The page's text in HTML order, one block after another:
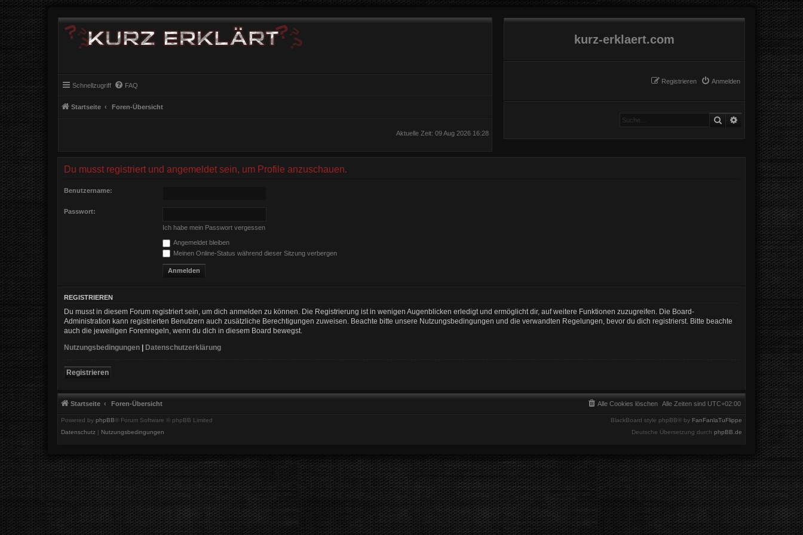
kurz-erklaert.com
Anmelden
Registrieren
Schnellzugriff FAQ
Startseite Foren-Übersicht
Suche Erweiterte Suche
Aktuelle Zeit: 09 Aug 2026 16:28
Du musst registriert und angemeldet sein, um Profile anzuschauen.
Benutzername:
Passwort:
Ich habe mein Passwort vergessen
Angemeldet bleiben
Meinen Online-Status während dieser Sitzung verbergen
REGISTRIEREN
Du musst in diesem Forum registriert sein, um dich anmelden zu können. Die Registrierung ist in wenigen Augenblicken erledigt und ermöglicht dir, auf weitere Funktionen zuzugreifen. Die Board-
Administration kann registrierten Benutzern auch zusätzliche Berechtigungen zuweisen. Beachte bitte unsere Nutzungsbedingungen und die verwandten Regelungen, bevor du dich registrierst. Bitte beachte
auch die jeweiligen Forenregeln, wenn du dich in diesem Board bewegst.
Nutzungsbedingungen | Datenschutzerklärung
Registrieren
Startseite Foren-Übersicht Alle Zeiten sind UTC+02:00
Alle Cookies löschen
Powered by phpBB® Forum Software © phpBB Limited BlackBoard style phpBB® by FanFanlaTuFlippe
Deutsche Übersetzung durch phpBB.de
Datenschutz | Nutzungsbedingungen